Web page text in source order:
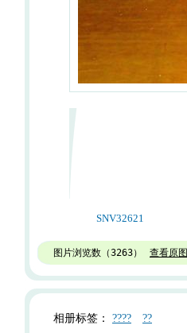
SNV32621
图片浏览数（3263） 查看原图
相册标签： ????
??